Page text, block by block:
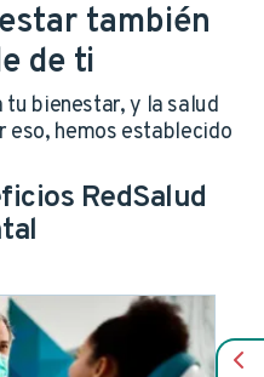
también
de ti
tu bienestar, y la salud
eso, hemos establecido
ser parte de la Isapre.
RedSalud